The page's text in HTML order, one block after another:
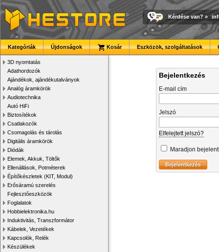
Kérdése van? »
Kategóriák Újdonságok Kosár Eszközök, szolgáltatások
3D nyomtatás
Adathordozók
Ajándékok, ajándékutalványok
Analóg áramkörök
Audiotechnika
Autó HiFi
Biztosítékok
Csatlakozók
Csomagolás és tárolás
Digitális áramkörök
Diódák
Elemek, Akkuk, Töltők
Ellenállások, Potméterek
Építőkészletek (KIT, Modul)
Erősáramú szerelés
Fejlesztőeszközök
Foglalatok
Hobbielektronika.hu
Induktivitás, Transzformátor
Kábelek, Vezetékek
Kapcsolók, Relék
Készülékek
Bejelentkezés
E-mail cím
Jelszó
Elfelejtett jelszó?
Maradjon